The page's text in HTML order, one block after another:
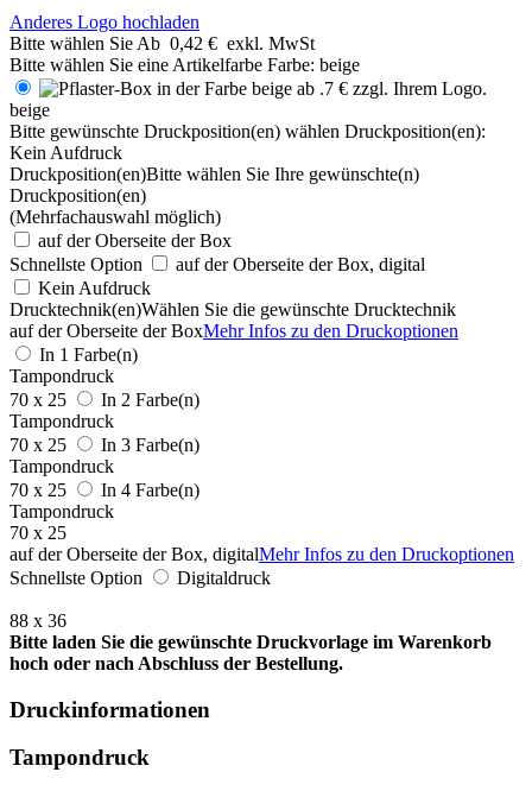
Anderes Logo hochladen
Bitte wählen Sie Ab 0,42 € exkl. MwSt
Bitte wählen Sie eine Artikelfarbe Farbe: beige
beige
Bitte gewünschte Druckposition(en) wählen Druckposition(en):
Kein Aufdruck
Druckposition(en)Bitte wählen Sie Ihre gewünschte(n)
Druckposition(en)
(Mehrfachauswahl möglich)
auf der Oberseite der Box
Schnellste Option
auf der Oberseite der Box, digital
Kein Aufdruck
Drucktechnik(en)Wählen Sie die gewünschte Drucktechnik
auf der Oberseite der BoxMehr Infos zu den Druckoptionen
In 1 Farbe(n)
Tampondruck
70 x 25
In 2 Farbe(n)
Tampondruck
70 x 25
In 3 Farbe(n)
Tampondruck
70 x 25
In 4 Farbe(n)
Tampondruck
70 x 25
auf der Oberseite der Box, digitalMehr Infos zu den Druckoptionen
Schnellste Option
Digitaldruck
88 x 36
Bitte laden Sie die gewünschte Druckvorlage im Warenkorb
hoch oder nach Abschluss der Bestellung.
Druckinformationen
Tampondruck